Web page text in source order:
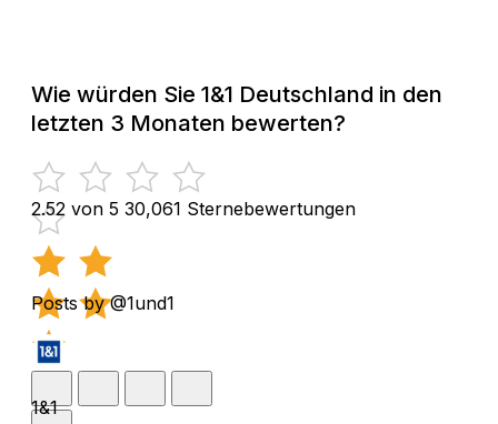
Wie würden Sie 1&1 Deutschland in den
letzten 3 Monaten bewerten?
2.52 von 5 30,061 Sternebewertungen
Posts by @1und1
1&1